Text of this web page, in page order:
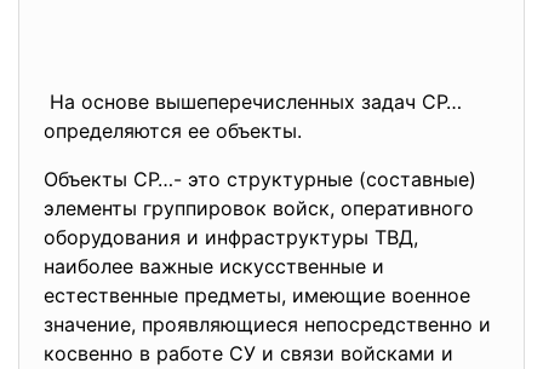
На основе вышеперечисленных задач СР…
определяются ее объекты.
Объекты СР…- это структурные (составные)
элементы группировок войск, оперативного
оборудования и инфраструктуры ТВД,
наиболее важные искусственные и
естественные предметы, имеющие военное
значение, проявляющиеся непосредственно и
косвенно в работе СУ и связи войсками и